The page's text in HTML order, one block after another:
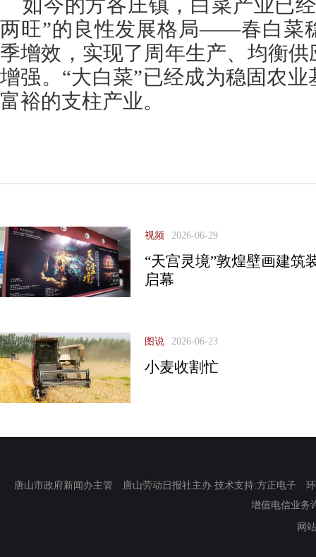
如今的方各庄镇，白菜产业已
两旺”的良性发展格局——春白菜
季增效，实现了周年生产、均衡
增强。“大白菜”已经成为稳固农
富裕的支柱产业。
视频 2026-06-29
“天宫灵境”敦煌壁画建筑
启幕
图说 2026-06-23
小麦收割忙
唐山市政府新闻办主管 唐山劳动日报社主办 技术支持:方正电子
增值电信业务
网